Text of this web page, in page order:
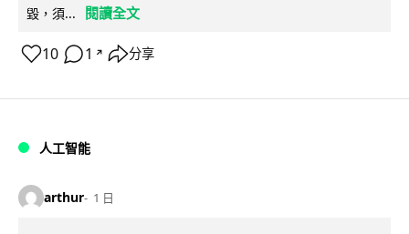
毀，須...
閱讀全文
10 1 ↗ 分享
人工智能
arthur 1 日